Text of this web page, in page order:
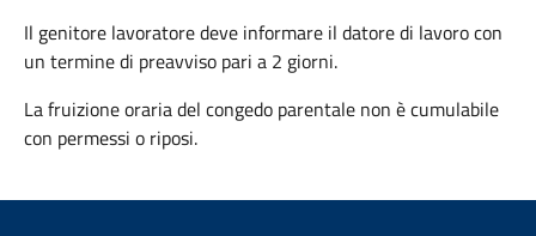
Il genitore lavoratore deve informare il datore di lavoro con
un termine di preavviso pari a 2 giorni.
La fruizione oraria del congedo parentale non è cumulabile
con permessi o riposi.